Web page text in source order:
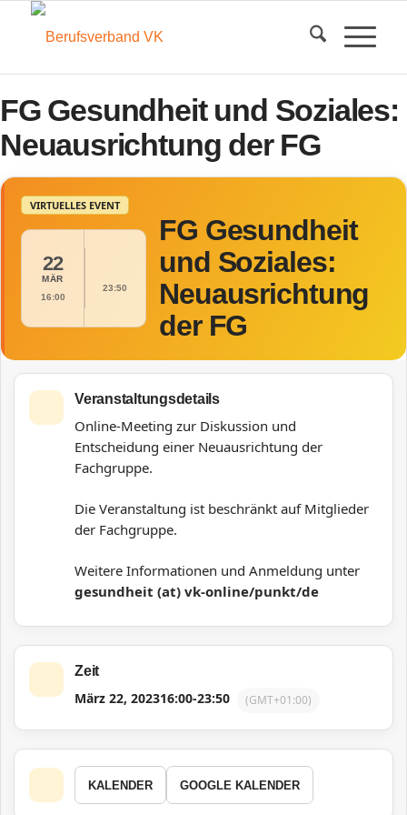
FG Gesundheit und Soziales:
Neuausrichtung der FG
VIRTUELLES EVENT
22
MÄR
16:00
23:50
FG Gesundheit
und Soziales:
Neuausrichtung
der FG
Veranstaltungsdetails
Online-Meeting zur Diskussion und
Entscheidung einer Neuausrichtung der
Fachgruppe.
Die Veranstaltung ist beschränkt auf Mitglieder
der Fachgruppe.
Weitere Informationen und Anmeldung unter
gesundheit (at) vk-online/punkt/de
Zeit
März 22, 202316:00-23:50 (GMT+01:00)
KALENDER GOOGLE KALENDER